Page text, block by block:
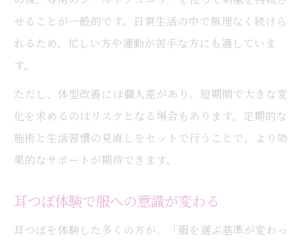
せることが一般的です。日常生活の中で無理なく続けら
れるため、忙しい方や運動が苦手な方にも適していま
す。
ただし、体型改善には個人差があり、短期間で大きな変
化を求めるのはリスクとなる場合もあります。定期的な
施術と生活習慣の見直しをセットで行うことで、より効
果的なサポートが期待できます。
耳つぼ体験で服への意識が変わる
耳つぼを体験した多くの方が、「服を選ぶ基準が変わっ